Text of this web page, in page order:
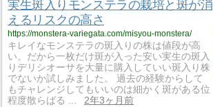
実生斑入りモンステラの栽培と斑が消
えるリスクの高さ
https://monstera-variegata.com/misyou-monstera/
キレイなモンステラの斑入りの株は値段が高
い。だから一枚だけ斑が入った安い実生の斑入
りデリシオーサを大量に購入していい斑入り株
でないか試しみました。 過去の経験からして
もチャレンジしてもいいのは細かく斑がある位
程度散らばる ...
2年3ヶ月前